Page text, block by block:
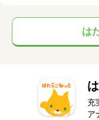
は
充
ア